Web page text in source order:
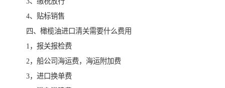
4、贴标销售
四、橄榄油进口清关需要什么费用
1，报关报检费
2，船公司海运费，海运附加费
3，进口换单费